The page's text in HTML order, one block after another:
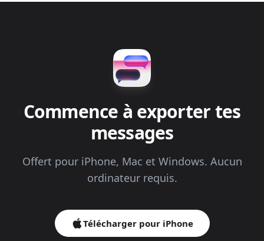
Commence à exporter tes
messages
Offert pour iPhone, Mac et Windows. Aucun
ordinateur requis.
Télécharger pour iPhone